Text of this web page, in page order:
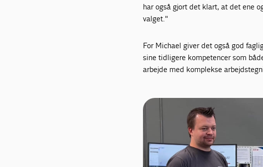
har også gjort det klart, at det ene
valget."
For Michael giver det også god
sine tidligere kompetencer som
arbejde med komplekse